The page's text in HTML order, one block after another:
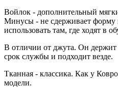
Войлок - дополнительный
Минусы - не сдерживает форму
использовать там, где ходят в
В отличии от джута. Он
срок службы и подходит везде.
Тканная - классика. Как у
модели.